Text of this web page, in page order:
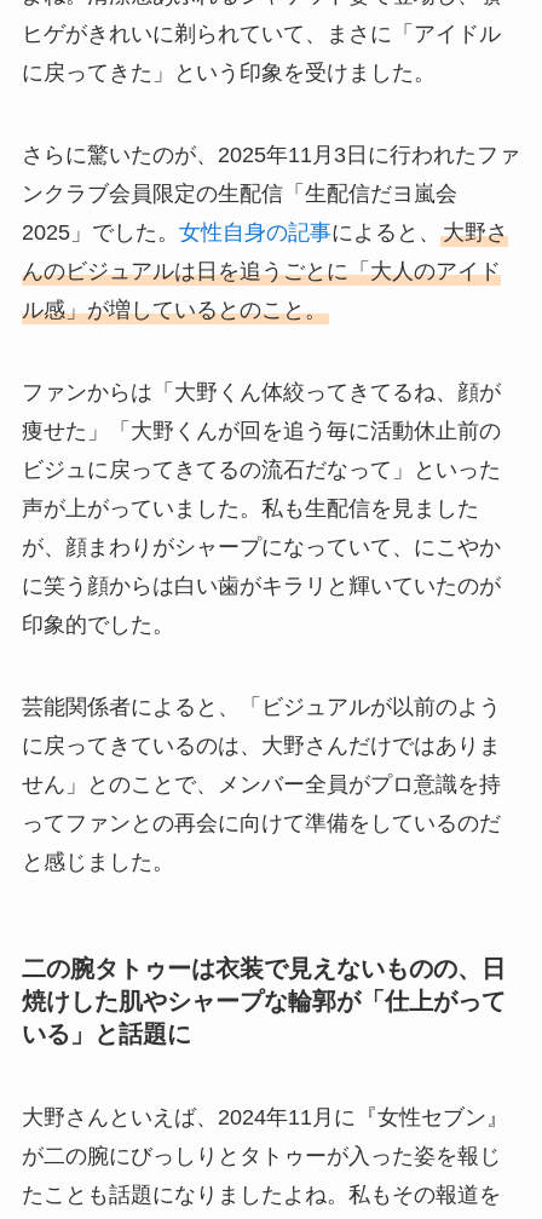
ヒゲがきれいに剃られていて、まさに「アイドル
に戻ってきた」という印象を受けました。
さらに驚いたのが、2025年11月3日に行われたファ
ンクラブ会員限定の生配信「生配信だヨ嵐会
2025」でした。 女性自身の記事によると、 大野さ
んのビジュアルは日を追うごとに「大人のアイド
ル感」が増しているとのこと。
ファンからは「大野くん体絞ってきてるね、顔が
痩せた」「大野くんが回を追う毎に活動休止前の
ビジュに戻ってきてるの流石だなって」といった
声が上がっていました。私も生配信を見ました
が、顔まわりがシャープになっていて、にこやか
に笑う顔からは白い歯がキラリと輝いていたのが
印象的でした。
芸能関係者によると、「ビジュアルが以前のよう
に戻ってきているのは、大野さんだけではありま
せん」とのことで、メンバー全員がプロ意識を持
ってファンとの再会に向けて準備をしているのだ
と感じました。
二の腕タトゥーは衣装で見えないものの、日
焼けした肌やシャープな輪郭が「仕上がって
いる」と話題に
大野さんといえば、2024年11月に『女性セブン』
が二の腕にびっしりとタトゥーが入った姿を報じ
たことも話題になりましたよね。私もその報道を